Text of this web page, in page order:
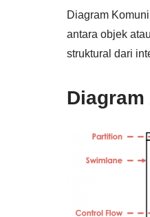
Diagram
antara objek
struktural dari